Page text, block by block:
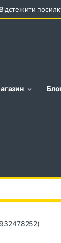
Відстежити